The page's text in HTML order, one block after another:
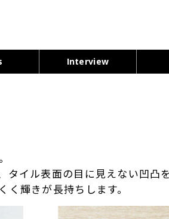
Interview
イル表面の目に見えない凹凸
輝きが長持ちします。